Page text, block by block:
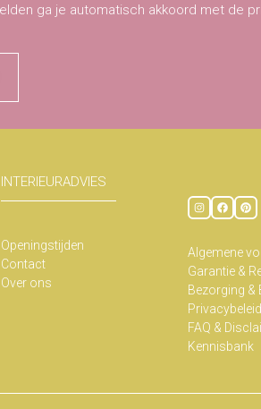
ga je automatisch akkoord met de
INTERIEURADVIES
Openingstijden
Contact
Over ons
Algemene
Garantie &
Bezorging &
Privacybeleid
FAQ &
Kennisbank